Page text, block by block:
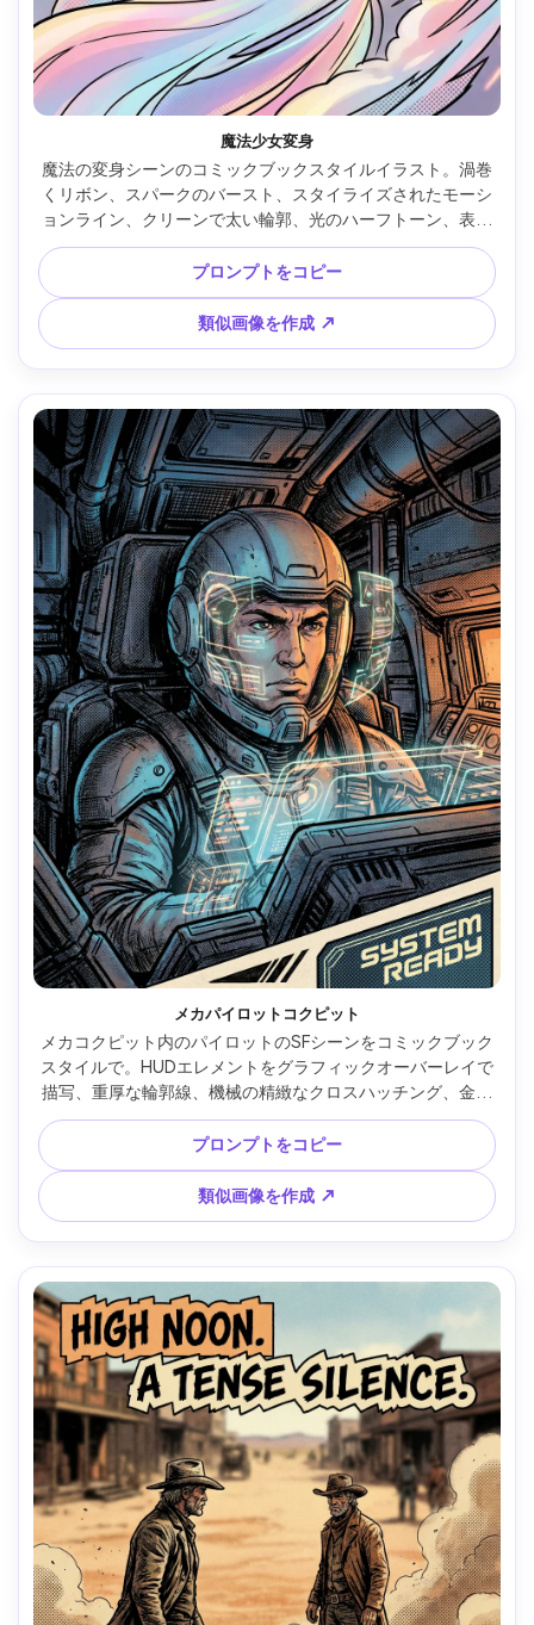
魔法少女変身
魔法の変身シーンのコミックブックスタイルイラスト。渦巻
くリボン、スパークのバースト、スタイライズされたモーシ
ョンライン、クリーンで太い輪郭、光のハーフトーン、表情
豊かな目と自信あふれる笑顔、パステルからネオンへの色変
化、中央ダイナミック構図、ポジティブで力強いムード、
85mmレンズ、浅い被写界深度、ソフトな映画風ライティン
グ --ar 4:5
プロンプトをコピー
類似画像を作成 ↗
メカパイロットコクピット
メカコクピット内のパイロットのSFシーンをコミックブック
スタイルで。HUDエレメントをグラフィックオーバーレイで
描写、重厚な輪郭線、機械の精緻なクロスハッチング、金属
のハーフトーン、集中した表情、ドラマチックなライティン
グ、パネル構図、精密な工業デザイン、85mmレンズ、浅い
被写界深度 --ar 4:5
プロンプトをコピー
類似画像を作成 ↗